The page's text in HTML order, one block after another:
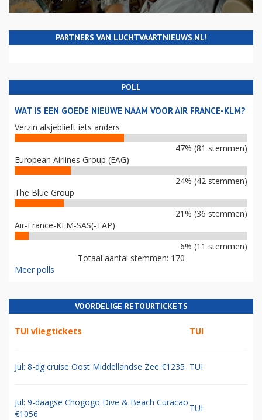
PARTNERS VAN LUCHTVAARTNIEUWS.NL!
POLL
WAT IS EEN GOEDE NIEUWE NAAM VOOR AIR FRANCE-KLM?
Verzin alsjeblieft iets anders
47% (81 stemmen)
European Airlines Group (EAG)
24% (42 stemmen)
The Blue Group
21% (36 stemmen)
Air-France-KLM-SAS(-TAP)
6% (11 stemmen)
Totaal aantal stemmen: 170
Meer polls
VOORDELIGE RETOURTICKETS
TUI vliegtickets TUI
Jul: 8-dg cruise Oost Middellandse Zee €1235 TUI
Jul: 9-daagse Chogogo Dive & Beach Curacao
€1056
TUI